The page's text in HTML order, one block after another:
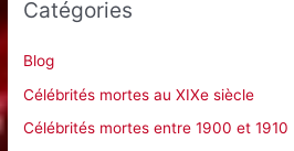
r
Catégories
Blog
Célébrités mortes au XIXe siècle
Célébrités mortes entre 1900 et 1910